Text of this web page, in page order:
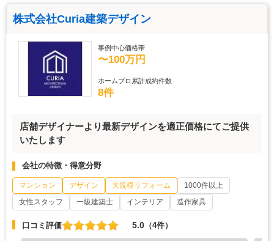
株式会社Curia建築デザイン
事例中心価格帯
〜100万円
ホームプロ累計成約件数
8件
店舗デザイナーより最新デザインを適正価格にてご提供
いたします
会社の特徴・得意分野
マンション デザイン 大規模リフォーム
1000件以上
女性スタッフ
一級建築士 インテリア 造作家具
口コミ評価 5.0 （4件）